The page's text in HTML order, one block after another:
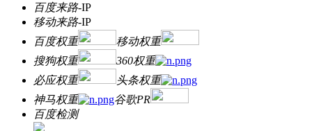
百度来路-IP
移动来路-IP
百度权重
移动权重
搜狗权重
360权重
必应权重
头条权重
神马权重
谷歌PR
百度检测